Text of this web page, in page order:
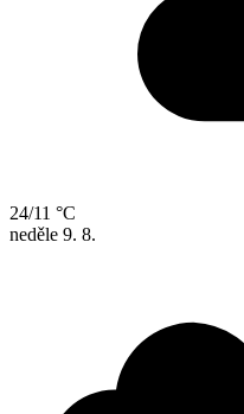
24/11 °C
neděle 9. 8.